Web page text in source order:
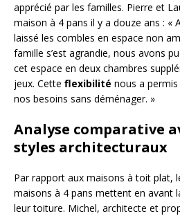
apprécié par les familles. Pierre et
maison à 4 pans il y a douze ans : «
laissé les combles en espace non
famille s’est agrandie, nous avons
cet espace en deux chambres
jeux. Cette flexibilité nous a
nos besoins sans déménager. »
Analyse comparative
styles architecturaux
Par rapport aux maisons à toit plat,
maisons à 4 pans mettent en avant
leur toiture. Michel, architecte et